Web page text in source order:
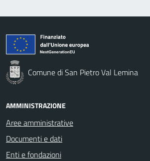
Comune di San Pietro Val Lemina
AMMINISTRAZIONE
Aree amministrative
Documenti e dati
Enti e fondazioni